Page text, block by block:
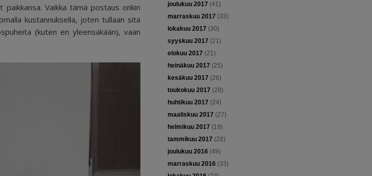
Vaikka tämä postaus onkin
kustannuksella, joten tullaan sitä
(kuten en yleensäkään), vaan
joulukuu 2017 (41)
marraskuu 2017 (33)
lokakuu 2017 (30)
syyskuu 2017 (21)
elokuu 2017 (21)
heinäkuu 2017 (25)
kesäkuu 2017 (26)
toukokuu 2017 (28)
huhtikuu 2017 (24)
maaliskuu 2017 (27)
helmikuu 2017 (19)
tammikuu 2017 (28)
joulukuu 2016 (49)
marraskuu 2016 (33)